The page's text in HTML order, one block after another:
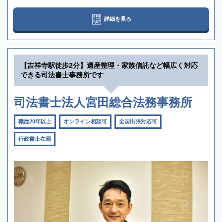
詳細を見る
【吉祥寺駅徒歩2分】遺産整理・家族信託など幅広く対応
できる司法書士事務所です
司法書士法人宮田総合法務事務所
職歴20年以上 オンライン相談可 全国出張対応可
行政書士在籍